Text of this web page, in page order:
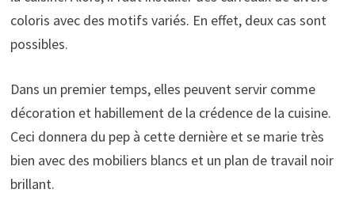
coloris avec des motifs variés. En effet, deux cas sont
possibles.
Dans un premier temps, elles peuvent servir comme
décoration et habillement de la crédence de la cuisine.
Ceci donnera du pep à cette dernière et se marie très
bien avec des mobiliers blancs et un plan de travail noir
brillant.